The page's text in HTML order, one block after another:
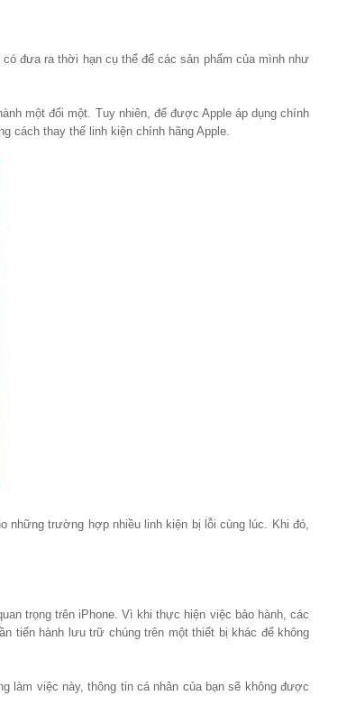
đưa ra thời hạn cụ thể để các sản phẩm của mình như
một đổi một. Tuy nhiên, để được Apple áp dụng chính
cách thay thế linh kiện chính hãng Apple.
những trường hợp nhiều linh kiện bị lỗi cùng lúc. Khi đó,
trọng trên iPhone. Vì khi thực hiện việc bảo hành, các
tiến hành lưu trữ chúng trên một thiết bị khác để không
làm việc này, thông tin cá nhân của bạn sẽ không được